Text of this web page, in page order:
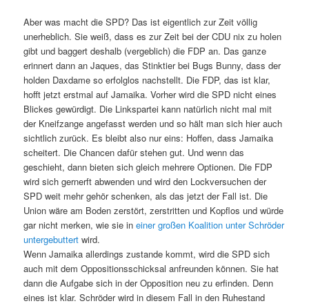
Aber was macht die SPD? Das ist eigentlich zur Zeit völlig
unerheblich. Sie weiß, dass es zur Zeit bei der CDU nix zu holen
gibt und baggert deshalb (vergeblich) die FDP an. Das ganze
erinnert dann an Jaques, das Stinktier bei Bugs Bunny, dass der
holden Daxdame so erfolglos nachstellt. Die FDP, das ist klar,
hofft jetzt erstmal auf Jamaika. Vorher wird die SPD nicht eines
Blickes gewürdigt. Die Linkspartei kann natürlich nicht mal mit
der Kneifzange angefasst werden und so hält man sich hier auch
sichtlich zurück. Es bleibt also nur eins: Hoffen, dass Jamaika
scheitert. Die Chancen dafür stehen gut. Und wenn das
geschieht, dann bieten sich gleich mehrere Optionen. Die FDP
wird sich gernerft abwenden und wird den Lockversuchen der
SPD weit mehr gehör schenken, als das jetzt der Fall ist. Die
Union wäre am Boden zerstört, zerstritten und Kopflos und würde
gar nicht merken, wie sie ineiner großen Koalition unter Schröder
untergebuttert wird.
Wenn Jamaika allerdings zustande kommt, wird die SPD sich
auch mit dem Oppositionsschicksal anfreunden können. Sie hat
dann die Aufgabe sich in der Opposition neu zu erfinden. Denn
eines ist klar. Schröder wird in diesem Fall in den Ruhestand